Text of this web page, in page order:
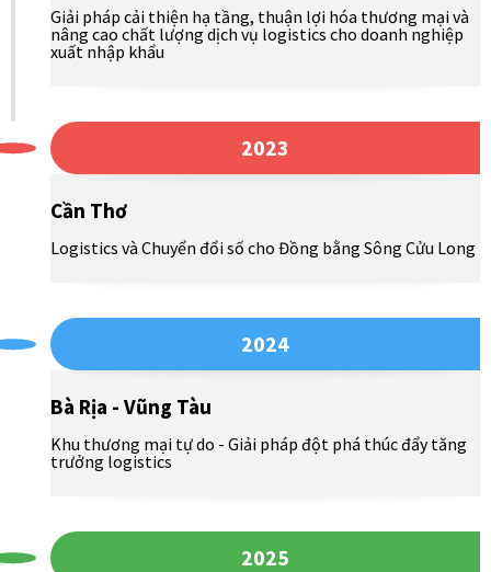
Giải pháp cải thiện hạ tầng, thuận lợi hóa thương mại và
nâng cao chất lượng dịch vụ logistics cho doanh nghiệp
xuất nhập khẩu
2023
Cần Thơ
Logistics và Chuyển đổi số cho Đồng bằng Sông Cửu Long
2024
Bà Rịa - Vũng Tàu
Khu thương mại tự do - Giải pháp đột phá thúc đẩy tăng
trưởng logistics
2025